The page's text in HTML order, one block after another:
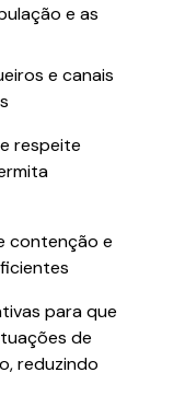
e as
e canais
respeite
contenção e
para que
de
reduzindo